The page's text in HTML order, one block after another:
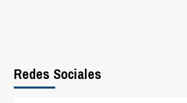
Redes Sociales